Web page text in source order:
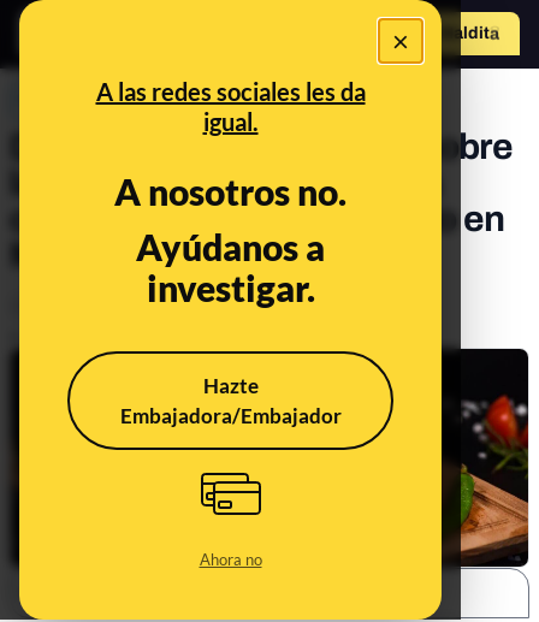
×
A las redes sociales les da
igual.
A nosotros no.
Ayúdanos a
investigar.
Hazte
Embajadora/Embajador
Ahora no
Hazte Maldito
PREBUNKING
De su color a sus efectos sobre
la salud: las cosas sobre la
carne que hemos explicado en
Maldita Ciencia